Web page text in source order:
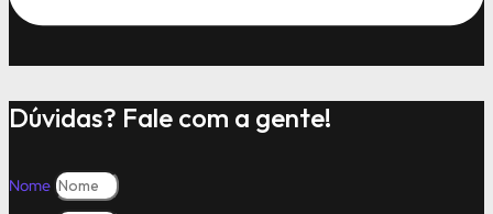
Dúvidas? Fale com a gente!
Nome